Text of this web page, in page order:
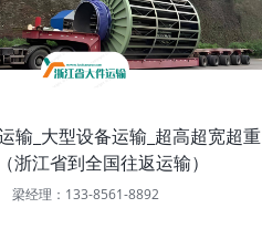
输_大型设备运输_超高超宽超重
浙江省到全国往返运输）
梁经理：133-8561-8892